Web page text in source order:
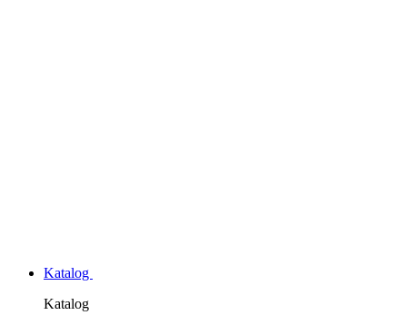
Katalog
Katalog